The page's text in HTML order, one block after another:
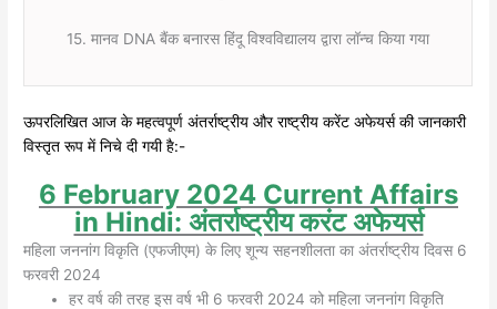
15. मानव DNA बैंक बनारस हिंदू विश्वविद्यालय द्वारा लॉन्च किया गया
ऊपरलिखित आज के महत्वपूर्ण अंतर्राष्ट्रीय और राष्ट्रीय करेंट अफेयर्स की जानकारी
विस्तृत रूप में निचे दी गयी है:-
6 February 2024 Current Affairs
in Hindi: अंतर्राष्ट्रीय करंट अफेयर्स
महिला जननांग विकृति (एफजीएम) के लिए शून्य सहनशीलता का अंतर्राष्ट्रीय दिवस 6
फरवरी 2024
हर वर्ष की तरह इस वर्ष भी 6 फरवरी 2024 को महिला जननांग विकृति